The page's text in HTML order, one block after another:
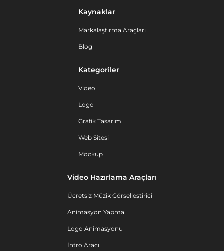
Kaynaklar
Markalaştırma Araçları
Blog
Kategoriler
Video
Logo
Grafik Tasarım
Web Sitesi
Mockup
Video Hazırlama Araçları
Ücretsiz Müzik Görselleştirici
Animasyon Yapma
Logo Animasyonu
İntro Aracı